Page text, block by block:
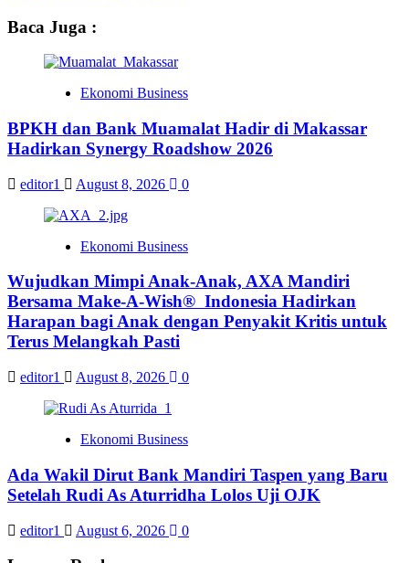
Baca Juga :
Ekonomi Business
BPKH dan Bank Muamalat Hadir di Makassar
Hadirkan Synergy Roadshow 2026
editor1 August 8, 2026 0
Ekonomi Business
Wujudkan Mimpi Anak-Anak, AXA Mandiri
Bersama Make-A-Wish® Indonesia Hadirkan
Harapan bagi Anak dengan Penyakit Kritis untuk
Terus Melangkah Pasti
editor1 August 8, 2026 0
Ekonomi Business
Ada Wakil Dirut Bank Mandiri Taspen yang Baru
Setelah Rudi As Aturridha Lolos Uji OJK
editor1 August 6, 2026 0